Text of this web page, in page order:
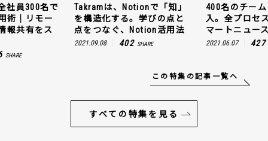
社員300名で
術｜リモー
報共有をス
SHARE
Takramは、Notionで「知」
を構造化する。学びの点と
点をつなぐ、Notion活用法
2021.09.08 402 SHARE
400名のチー
入。全プロセ
マートニュー
2021.06.07 427
この特集の記事一覧へ
すべての特集を見る